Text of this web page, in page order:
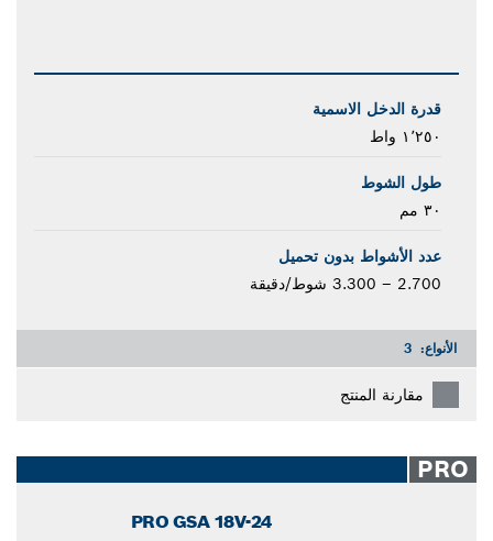
قدرة الدخل الاسمية
١٬٢٥٠ واط
طول الشوط
٣٠ مم
عدد الأشواط بدون تحميل
2.700 – 3.300 شوط/دقيقة
الأنواع: 3
مقارنة المنتج
PRO
PRO GSA 18V-24